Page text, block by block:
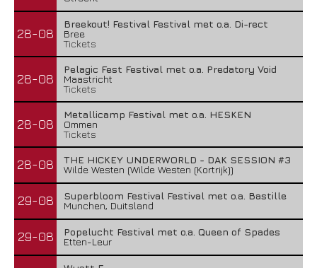
28-08
Breekout! Festival Festival met o.a. Di-rect
Bree
Tickets
28-08
Pelagic Fest Festival met o.a. Predatory Void
Maastricht
Tickets
28-08
Metallicamp Festival met o.a. HESKEN
Ommen
Tickets
28-08
THE HICKEY UNDERWORLD - DAK SESSION #3
Wilde Westen (Wilde Westen (Kortrijk))
29-08
Superbloom Festival Festival met o.a. Bastille
Munchen, Duitsland
29-08
Popelucht Festival met o.a. Queen of Spades
Etten-Leur